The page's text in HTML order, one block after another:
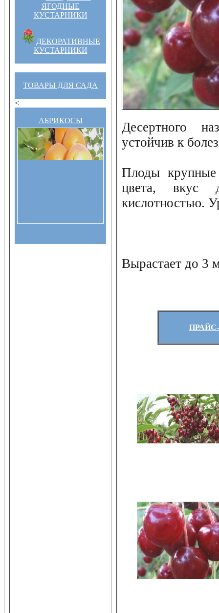
ЯГОДНЫЕ
КУСТАРНИКИ
ДЕКОРАТИВНЫЕ
КУСТАРНИКИ
ТОВАРЫ ДЛЯ САДА
<
АБРИКОСЫ
Десертного
устойчив к
Плоды
цвета, вкус
кислотностью.
Вырастает до 3